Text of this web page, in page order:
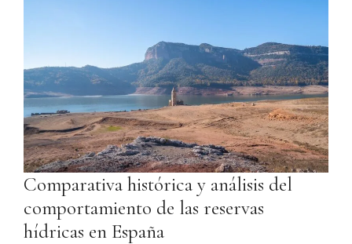
Comparativa histórica y análisis del
comportamiento de las reservas
hídricas en España